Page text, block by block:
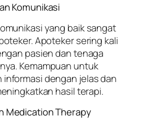
Komunikasi
yang baik sangat
Apoteker sering kali
pasien dan tenaga
Kemampuan untuk
informasi dengan jelas dan
hasil terapi.
Medication Therapy